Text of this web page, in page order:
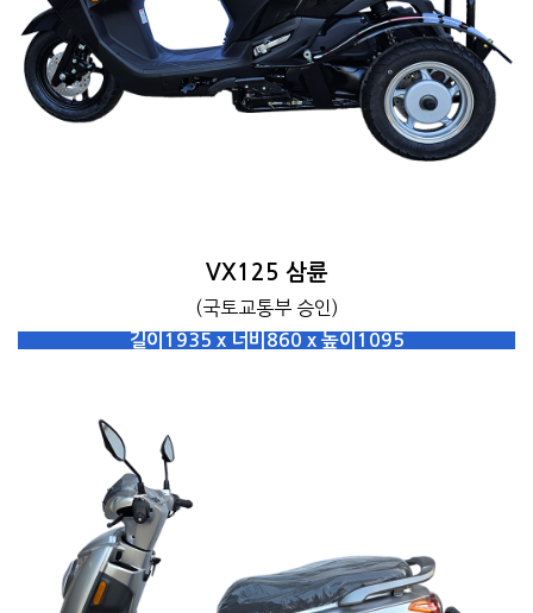
VX125 삼륜
(국토교통부 승인)
길이1935 x 너비860 x 높이1095